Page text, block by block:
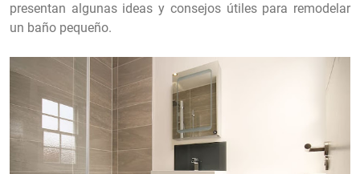
presentan algunas ideas y consejos útiles para remodelar
un baño pequeño.